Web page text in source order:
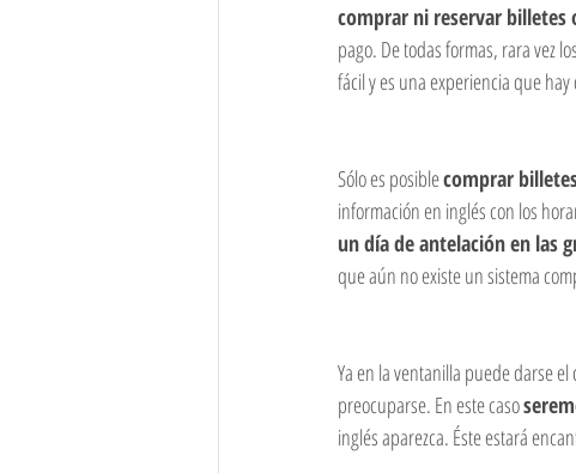
comprar ni reservar billetes
pago. De todas formas, rara vez
fácil y es una experiencia que
Sólo es posible comprar
información en inglés con los
un día de antelación en las
que aún no existe un sistema
Ya en la ventanilla puede darse
preocuparse. En este caso
inglés aparezca. Éste estará